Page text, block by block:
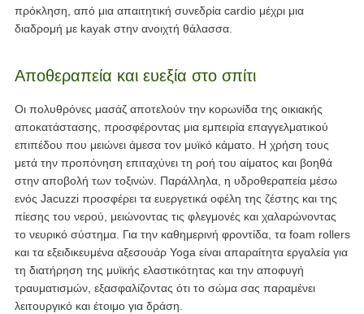
πρόκληση, από μια απαιτητική συνεδρία cardio μέχρι μια
διαδρομή με kayak στην ανοιχτή θάλασσα.
Αποθεραπεία και ευεξία στο σπίτι
Οι πολυθρόνες μασάζ αποτελούν την κορωνίδα της οικιακής
αποκατάστασης, προσφέροντας μια εμπειρία επαγγελματικού
επιπέδου που μειώνει άμεσα τον μυϊκό κάματο. Η χρήση τους
μετά την προπόνηση επιταχύνει τη ροή του αίματος και βοηθά
στην αποβολή των τοξινών. Παράλληλα, η υδροθεραπεία μέσω
ενός Jacuzzi προσφέρει τα ευεργετικά οφέλη της ζέστης και της
πίεσης του νερού, μειώνοντας τις φλεγμονές και χαλαρώνοντας
το νευρικό σύστημα. Για την καθημερινή φροντίδα, τα foam rollers
και τα εξειδικευμένα αξεσουάρ Yoga είναι απαραίτητα εργαλεία για
τη διατήρηση της μυϊκής ελαστικότητας και την αποφυγή
τραυματισμών, εξασφαλίζοντας ότι το σώμα σας παραμένει
λειτουργικό και έτοιμο για δράση.